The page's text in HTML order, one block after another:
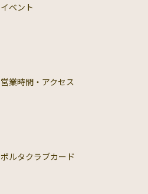
イベント
営業時間・アクセス
ポルタクラブカード